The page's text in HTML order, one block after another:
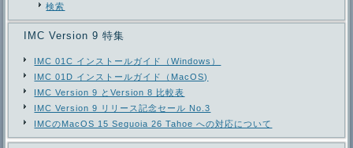
検索
IMC Version 9 特集
IMC 01C インストールガイド（Windows）
IMC 01D インストールガイド（MacOS)
IMC Version 9 とVersion 8 比較表
IMC Version 9 リリース記念セール No.3
IMCのMacOS 15 Sequoia 26 Tahoe への対応について